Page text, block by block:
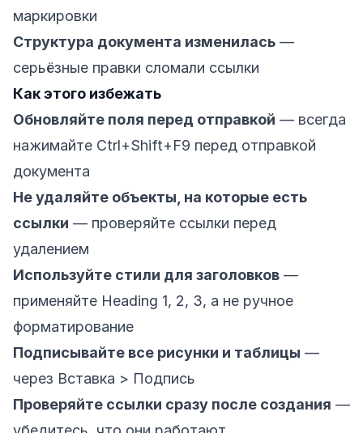
маркировки
Структура документа изменилась —
серьёзные правки сломали ссылки
Как этого избежать
Обновляйте поля перед отправкой — всегда
нажимайте Ctrl+Shift+F9 перед отправкой
документа
Не удаляйте объекты, на которые есть
ссылки — проверяйте ссылки перед
удалением
Используйте стили для заголовков —
применяйте Heading 1, 2, 3, а не ручное
форматирование
Подписывайте все рисунки и таблицы —
через Вставка > Подпись
Проверяйте ссылки сразу после создания —